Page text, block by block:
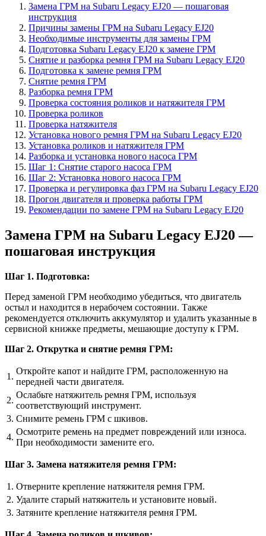
Замена ГРМ на Subaru Legacy EJ20 — пошаговая
инструкция
Причины замены ГРМ на Subaru Legacy EJ20
Необходимые инструменты для замены ГРМ
Подготовка Subaru Legacy EJ20 к замене ГРМ
Снятие и разборка ремня ГРМ на Subaru Legacy EJ20
Подготовка к замене ремня ГРМ
Снятие ремня ГРМ
Разборка ремня ГРМ
Проверка состояния роликов и натяжителя ГРМ
Проверка роликов
Проверка натяжителя
Установка нового ремня ГРМ на Subaru Legacy EJ20
Установка роликов и натяжителя ГРМ
Разборка и установка нового насоса ГРМ
Шаг 1: Снятие старого насоса ГРМ
Шаг 2: Установка нового насоса ГРМ
Проверка и регулировка фаз ГРМ на Subaru Legacy EJ20
Прогон двигателя и проверка работы ГРМ
Рекомендации по замене ГРМ на Subaru Legacy EJ20
Замена ГРМ на Subaru Legacy EJ20 —
пошаговая инструкция
Шаг 1. Подготовка:
Перед заменой ГРМ необходимо убедиться, что двигатель
остыл и находится в нерабочем состоянии. Также
рекомендуется отключить аккумулятор и удалить указанные в
сервисной книжке предметы, мешающие доступу к ГРМ.
Шаг 2. Открутка и снятие ремня ГРМ:
1.
Откройте капот и найдите ГРМ, расположенную на
передней части двигателя.
2.
Ослабьте натяжитель ремня ГРМ, используя
соответствующий инструмент.
3. Снимите ремень ГРМ с шкивов.
4.
Осмотрите ремень на предмет повреждений или износа.
При необходимости замените его.
Шаг 3. Замена натяжителя ремня ГРМ:
1. Отверните крепление натяжителя ремня ГРМ.
2. Удалите старый натяжитель и установите новый.
3. Затяните крепление натяжителя ремня ГРМ.